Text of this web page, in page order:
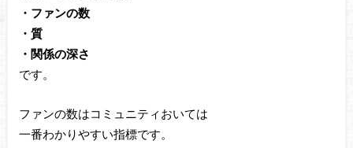
・ファンの数
・質
・関係の深さ
です。
ファンの数はコミュニティおいては
一番わかりやすい指標です。